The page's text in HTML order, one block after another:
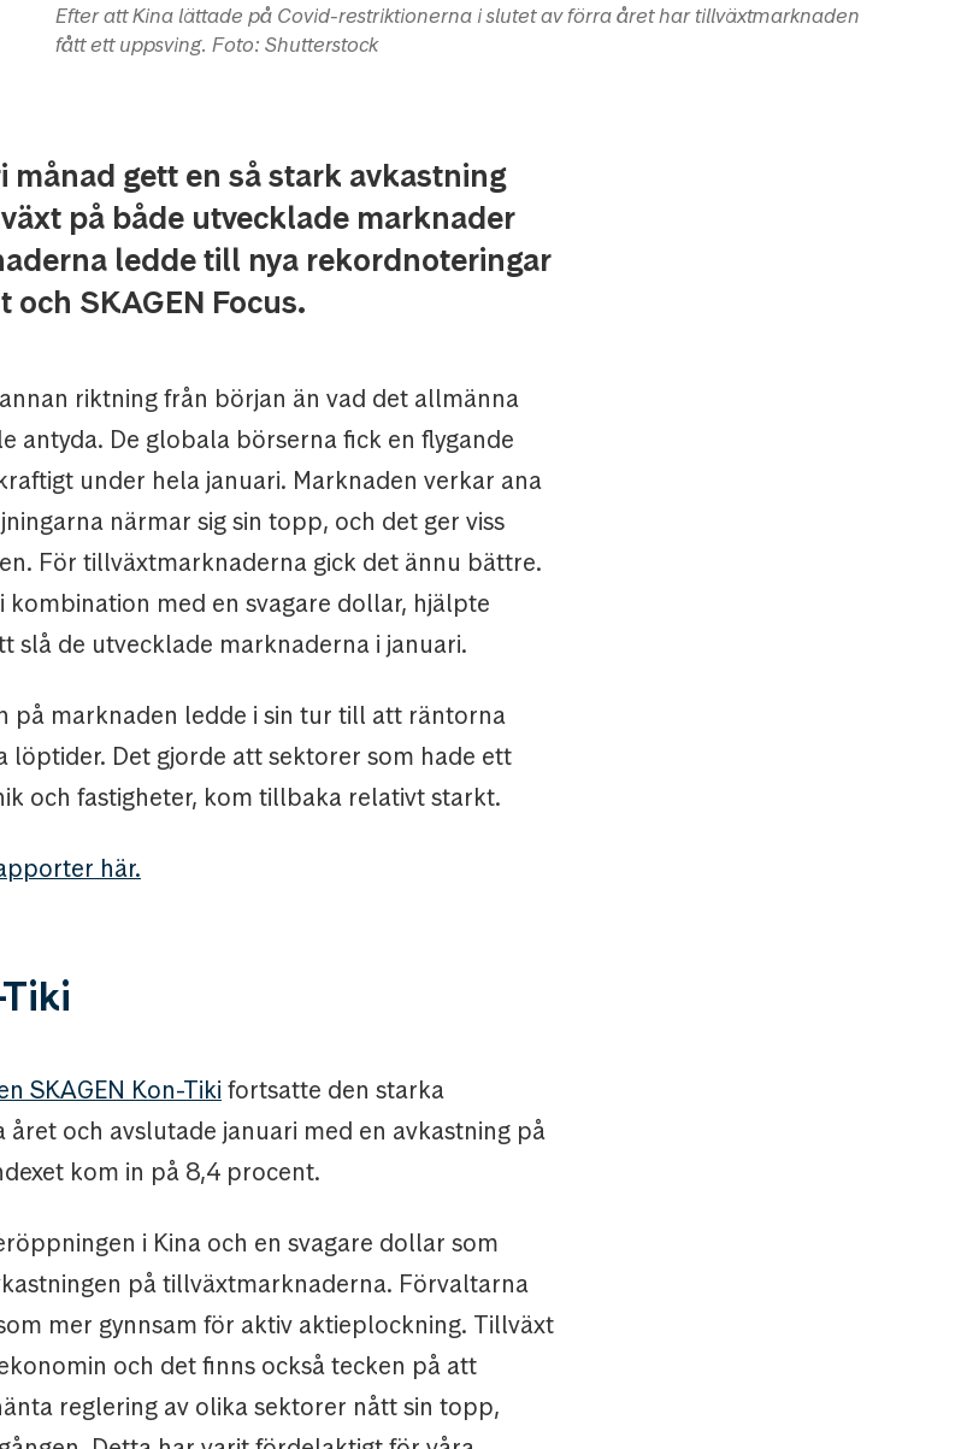
Efter att Kina lättade på Covid-restriktionerna i slutet av förra året har tillväxtmarknaden
fått ett uppsving. Foto: Shutterstock
månad gett en så stark avkastning
på både utvecklade marknader
ledde till nya rekordnoteringar
och SKAGEN Focus.
riktning från början än vad det allmänna
antyda. De globala börserna fick en flygande
under hela januari. Marknaden verkar ana
närmar sig sin topp, och det ger viss
För tillväxtmarknaderna gick det ännu bättre.
kombination med en svagare dollar, hjälpte
slå de utvecklade marknaderna i januari.
på marknaden ledde i sin tur till att räntorna
löptider. Det gjorde att sektorer som hade ett
och fastigheter, kom tillbaka relativt starkt.
här.
SKAGEN Kon-Tiki fortsatte den starka
och avslutade januari med en avkastning på
kom in på 8,4 procent.
i Kina och en svagare dollar som
på tillväxtmarknaderna. Förvaltarna
mer gynnsam för aktiv aktieplockning. Tillväxt
och det finns också tecken på att
reglering av olika sektorer nått sin topp,